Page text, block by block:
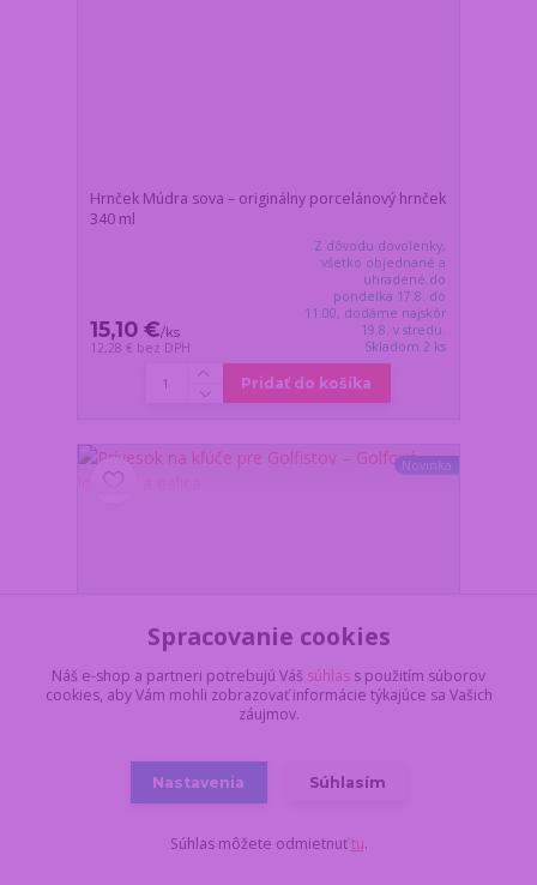
Hrnček Múdra sova – originálny porcelánový hrnček
340 ml
15,10 €/ks
12,28 € bez DPH
Z dôvodu dovolenky,
všetko objednané a
uhradené do
pondelka 17.8. do
11:00, dodáme najskôr
19.8. v stredu.
Skladom 2 ks
Pridať do košíka
Novinka
Spracovanie cookies
Náš e-shop a partneri potrebujú Váš súhlas s použitím súborov
cookies, aby Vám mohli zobrazovať informácie týkajúce sa Vašich
záujmov.
Nastavenia Súhlasím
Súhlas môžete odmietnuťtu.